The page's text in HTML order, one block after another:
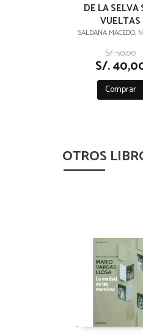
DE LA SELVA
VUELTAS
SALDAÑA MACEDO,
S/. 50,00
S/.
Comprar
OTROS